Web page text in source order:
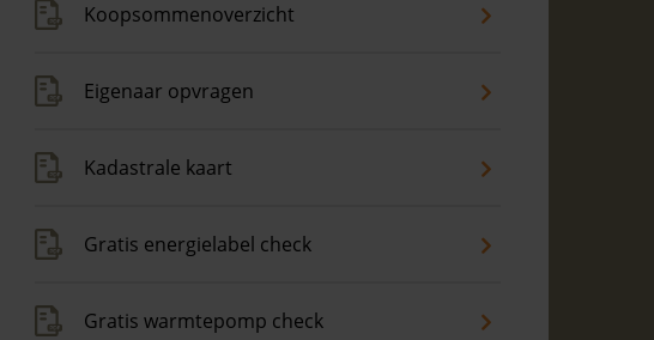
Koopsommenoverzicht
Eigenaar opvragen
Kadastrale kaart
Gratis energielabel check
Gratis warmtepomp check